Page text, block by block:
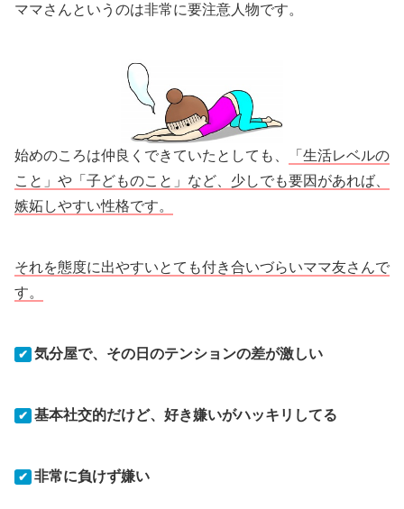
ママさんというのは非常に要注意人物です。
始めのころは仲良くできていたとしても、
「生活レベルの
こと」や「子どものこと」など、少しでも要因があれば、
嫉妬しやすい性格です。
それを態度に出やすいとても付き合いづらいママ友さんで
す。
✔ 気分屋で、その日のテンションの差が激しい
✔ 基本社交的だけど、好き嫌いがハッキリしてる
✔ 非常に負けず嫌い